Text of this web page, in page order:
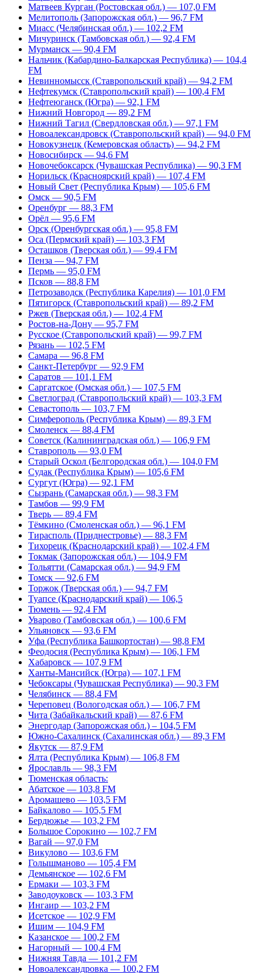
Матвеев Курган (Ростовская обл.) — 107,0 FM
Мелитополь (Запорожская обл.) — 96,7 FM
Миасс (Челябинская обл.) — 102,2 FM
Мичуринск (Тамбовская обл.) — 92,4 FM
Мурманск — 90,4 FM
Нальчик (Кабардино-Балкарская Республика) — 104,4
FM
Невинномысск (Ставропольский край) — 94,2 FM
Нефтекумск (Ставропольский край) — 100,4 FM
Нефтеюганск (Югра) — 92,1 FM
Нижний Новгород — 89,2 FM
Нижний Тагил (Свердловская обл.) — 97,1 FM
Новоалександровск (Ставропольский край) — 94,0 FM
Новокузнецк (Кемеровская область) — 94,2 FM
Новосибирск — 94,6 FM
Новочебоксарск (Чувашская Республика) — 90,3 FM
Норильск (Красноярский край) — 107,4 FM
Новый Свет (Республика Крым) — 105,6 FM
Омск — 90,5 FM
Оренбург — 88,3 FM
Орёл — 95,6 FM
Орск (Оренбургская обл.) — 95,8 FM
Оса (Пермский край) — 103,3 FM
Осташков (Тверская обл.) — 99,4 FM
Пенза — 94,7 FM
Пермь — 95,0 FM
Псков — 88,8 FM
Петрозаводск (Республика Карелия) — 101,0 FM
Пятигорск (Ставропольский край) — 89,2 FM
Ржев (Тверская обл.) — 102,4 FM
Ростов-на-Дону — 95,7 FM
Русское (Ставропольский край) — 99,7 FM
Рязань — 102,5 FM
Самара — 96,8 FM
Санкт-Петербург — 92,9 FM
Саратов — 101,1 FM
Саргатское (Омская обл.) — 107,5 FM
Светлоград (Ставропольский край) — 103,3 FM
Севастополь — 103,7 FM
Симферополь (Республика Крым) — 89,3 FM
Смоленск — 88,4 FM
Советск (Калининградская обл.) — 106,9 FM
Ставрополь — 93,0 FM
Старый Оскол (Белгородская обл.) — 104,0 FM
Судак (Республика Крым) — 105,6 FM
Сургут (Югра) — 92,1 FM
Сызрань (Самарская обл.) — 98,3 FM
Тамбов — 99,9 FM
Тверь — 89,4 FM
Тёмкино (Смоленская обл.) — 96,1 FM
Тирасполь (Приднестровье) — 88,3 FM
Тихорецк (Краснодарский край) — 102,4 FM
Токмак (Запорожская обл.) — 104,9 FM
Тольятти (Самарская обл.) — 94,9 FM
Томск — 92,6 FM
Торжок (Тверская обл.) — 94,7 FM
Туапсе (Краснодарский край) — 106,5
Тюмень — 92,4 FM
Уварово (Тамбовская обл.) — 100,6 FM
Ульяновск — 93,6 FM
Уфа (Республика Башкортостан) — 98,8 FM
Феодосия (Республика Крым) — 106,1 FM
Хабаровск — 107,9 FM
Ханты-Мансийск (Югра) — 107,1 FM
Чебоксары (Чувашская Республика) — 90,3 FM
Челябинск — 88,4 FM
Череповец (Вологодская обл.) — 106,7 FM
Чита (Забайкальский край) — 87,6 FM
Энергодар (Запорожская обл.) – 104,5 FM
Южно-Сахалинск (Сахалинская обл.) — 89,3 FM
Якутск — 87,9 FM
Ялта (Республика Крым) — 106,8 FM
Ярославль — 98,3 FM
Тюменская область:
Абатское — 103,8 FM
Аромашево — 103,5 FM
Байкалово — 105,5 FM
Бердюжье — 103,2 FM
Большое Сорокино — 102,7 FM
Вагай — 97,0 FM
Викулово — 103,6 FM
Голышманово — 105,4 FM
Демьянское — 102,6 FM
Ермаки — 103,3 FM
Заводоуковск — 103,3 FM
Ингаир — 103,2 FM
Исетское — 102,9 FM
Ишим — 104,9 FM
Казанское — 100,2 FM
Нагорный — 100,4 FM
Нижняя Тавда — 101,2 FM
Новоалександровка — 100,2 FM